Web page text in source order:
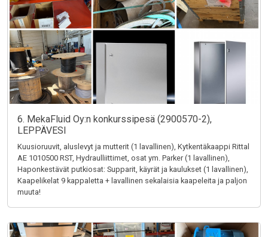
6. MekaFluid Oy:n konkurssipesä (2900570-2),
LEPPÄVESI
Kuusioruuvit, aluslevyt ja mutterit (1 lavallinen), Kytkentäkaappi Rittal
AE 1010500 RST, Hydraulliittimet, osat ym. Parker (1 lavallinen),
Haponkestävät putkiosat: Supparit, käyrät ja kaulukset (1 lavallinen),
Kaapelikelat 9 kappaletta + lavallinen sekalaisia kaapeleita ja paljon
muuta!